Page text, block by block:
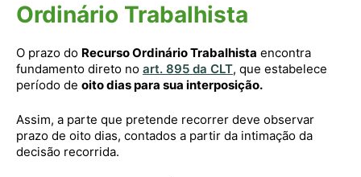
Ordinário Trabalhista
O prazo do Recurso Ordinário Trabalhista encontra
fundamento direto no art. 895 da CLT, que estabelece
período de oito dias para sua interposição.
Assim, a parte que pretende recorrer deve observar
prazo de oito dias, contados a partir da intimação da
decisão recorrida.